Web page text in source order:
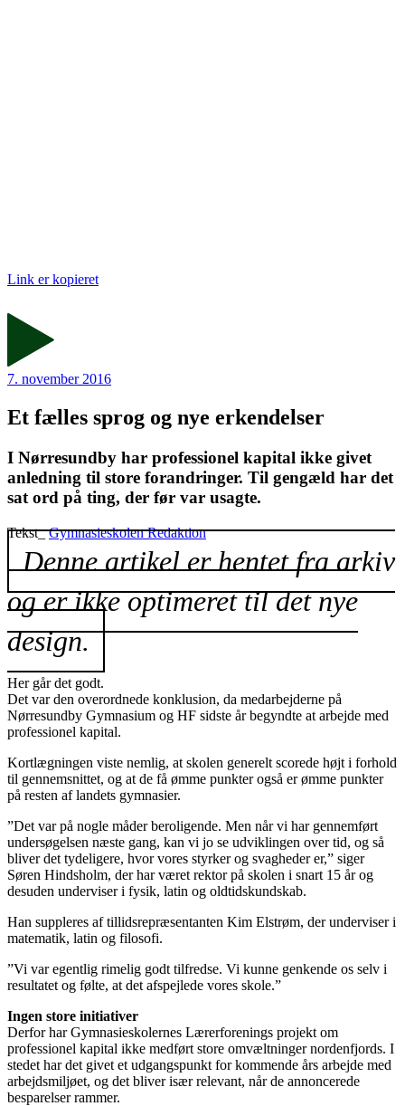
Link er kopieret
7. november 2016
Et fælles sprog og nye erkendelser
I Nørresundby har professionel kapital ikke givet
anledning til store forandringer. Til gengæld har det
sat ord på ting, der før var usagte.
Tekst_Gymnasieskolen Redaktion
Denne artikel er hentet fra arkiv
og er ikke optimeret til det nye
design.
Her går det godt.
Det var den overordnede konklusion, da medarbejderne på
Nørresundby Gymnasium og HF sidste år begyndte at arbejde med
professionel kapital.
Kortlægningen viste nemlig, at skolen generelt scorede højt i forhold
til gennemsnittet, og at de få ømme punkter også er ømme punkter
på resten af landets gymnasier.
”Det var på nogle måder beroligende. Men når vi har gennemført
undersøgelsen næste gang, kan vi jo se udviklingen over tid, og så
bliver det tydeligere, hvor vores styrker og svagheder er,” siger
Søren Hindsholm, der har været rektor på skolen i snart 15 år og
desuden underviser i fysik, latin og oldtidskundskab.
Han suppleres af tillidsrepræsentanten Kim Elstrøm, der underviser i
matematik, latin og filosofi.
”Vi var egentlig rimelig godt tilfredse. Vi kunne genkende os selv i
resultatet og følte, at det afspejlede vores skole.”
Ingen store initiativer
Derfor har Gymnasieskolernes Lærerforenings projekt om
professionel kapital ikke medført store omvæltninger nordenfjords. I
stedet har det givet et udgangspunkt for kommende års arbejde med
arbejdsmiljøet, og det bliver især relevant, når de annoncerede
besparelser rammer.